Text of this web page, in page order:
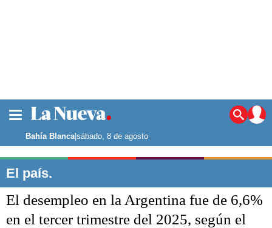
Noticias
La ciudad
Punta Alta
El mundo
Seguridad
Bahía Blanca|sábado, 8 de agosto
El país.
El desempleo en la Argentina fue de 6,6%
en el tercer trimestre del 2025, según el